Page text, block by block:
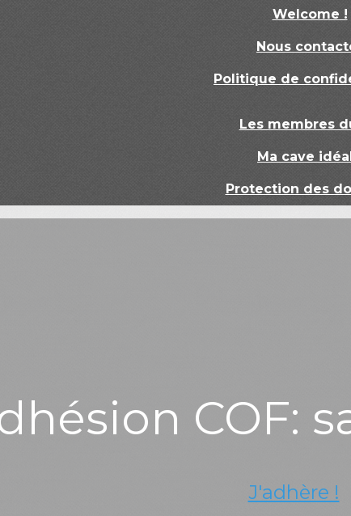
Welcome !
Nous
Politique de
Les membres
Ma cave
Protection des
COF:
J'adhère !